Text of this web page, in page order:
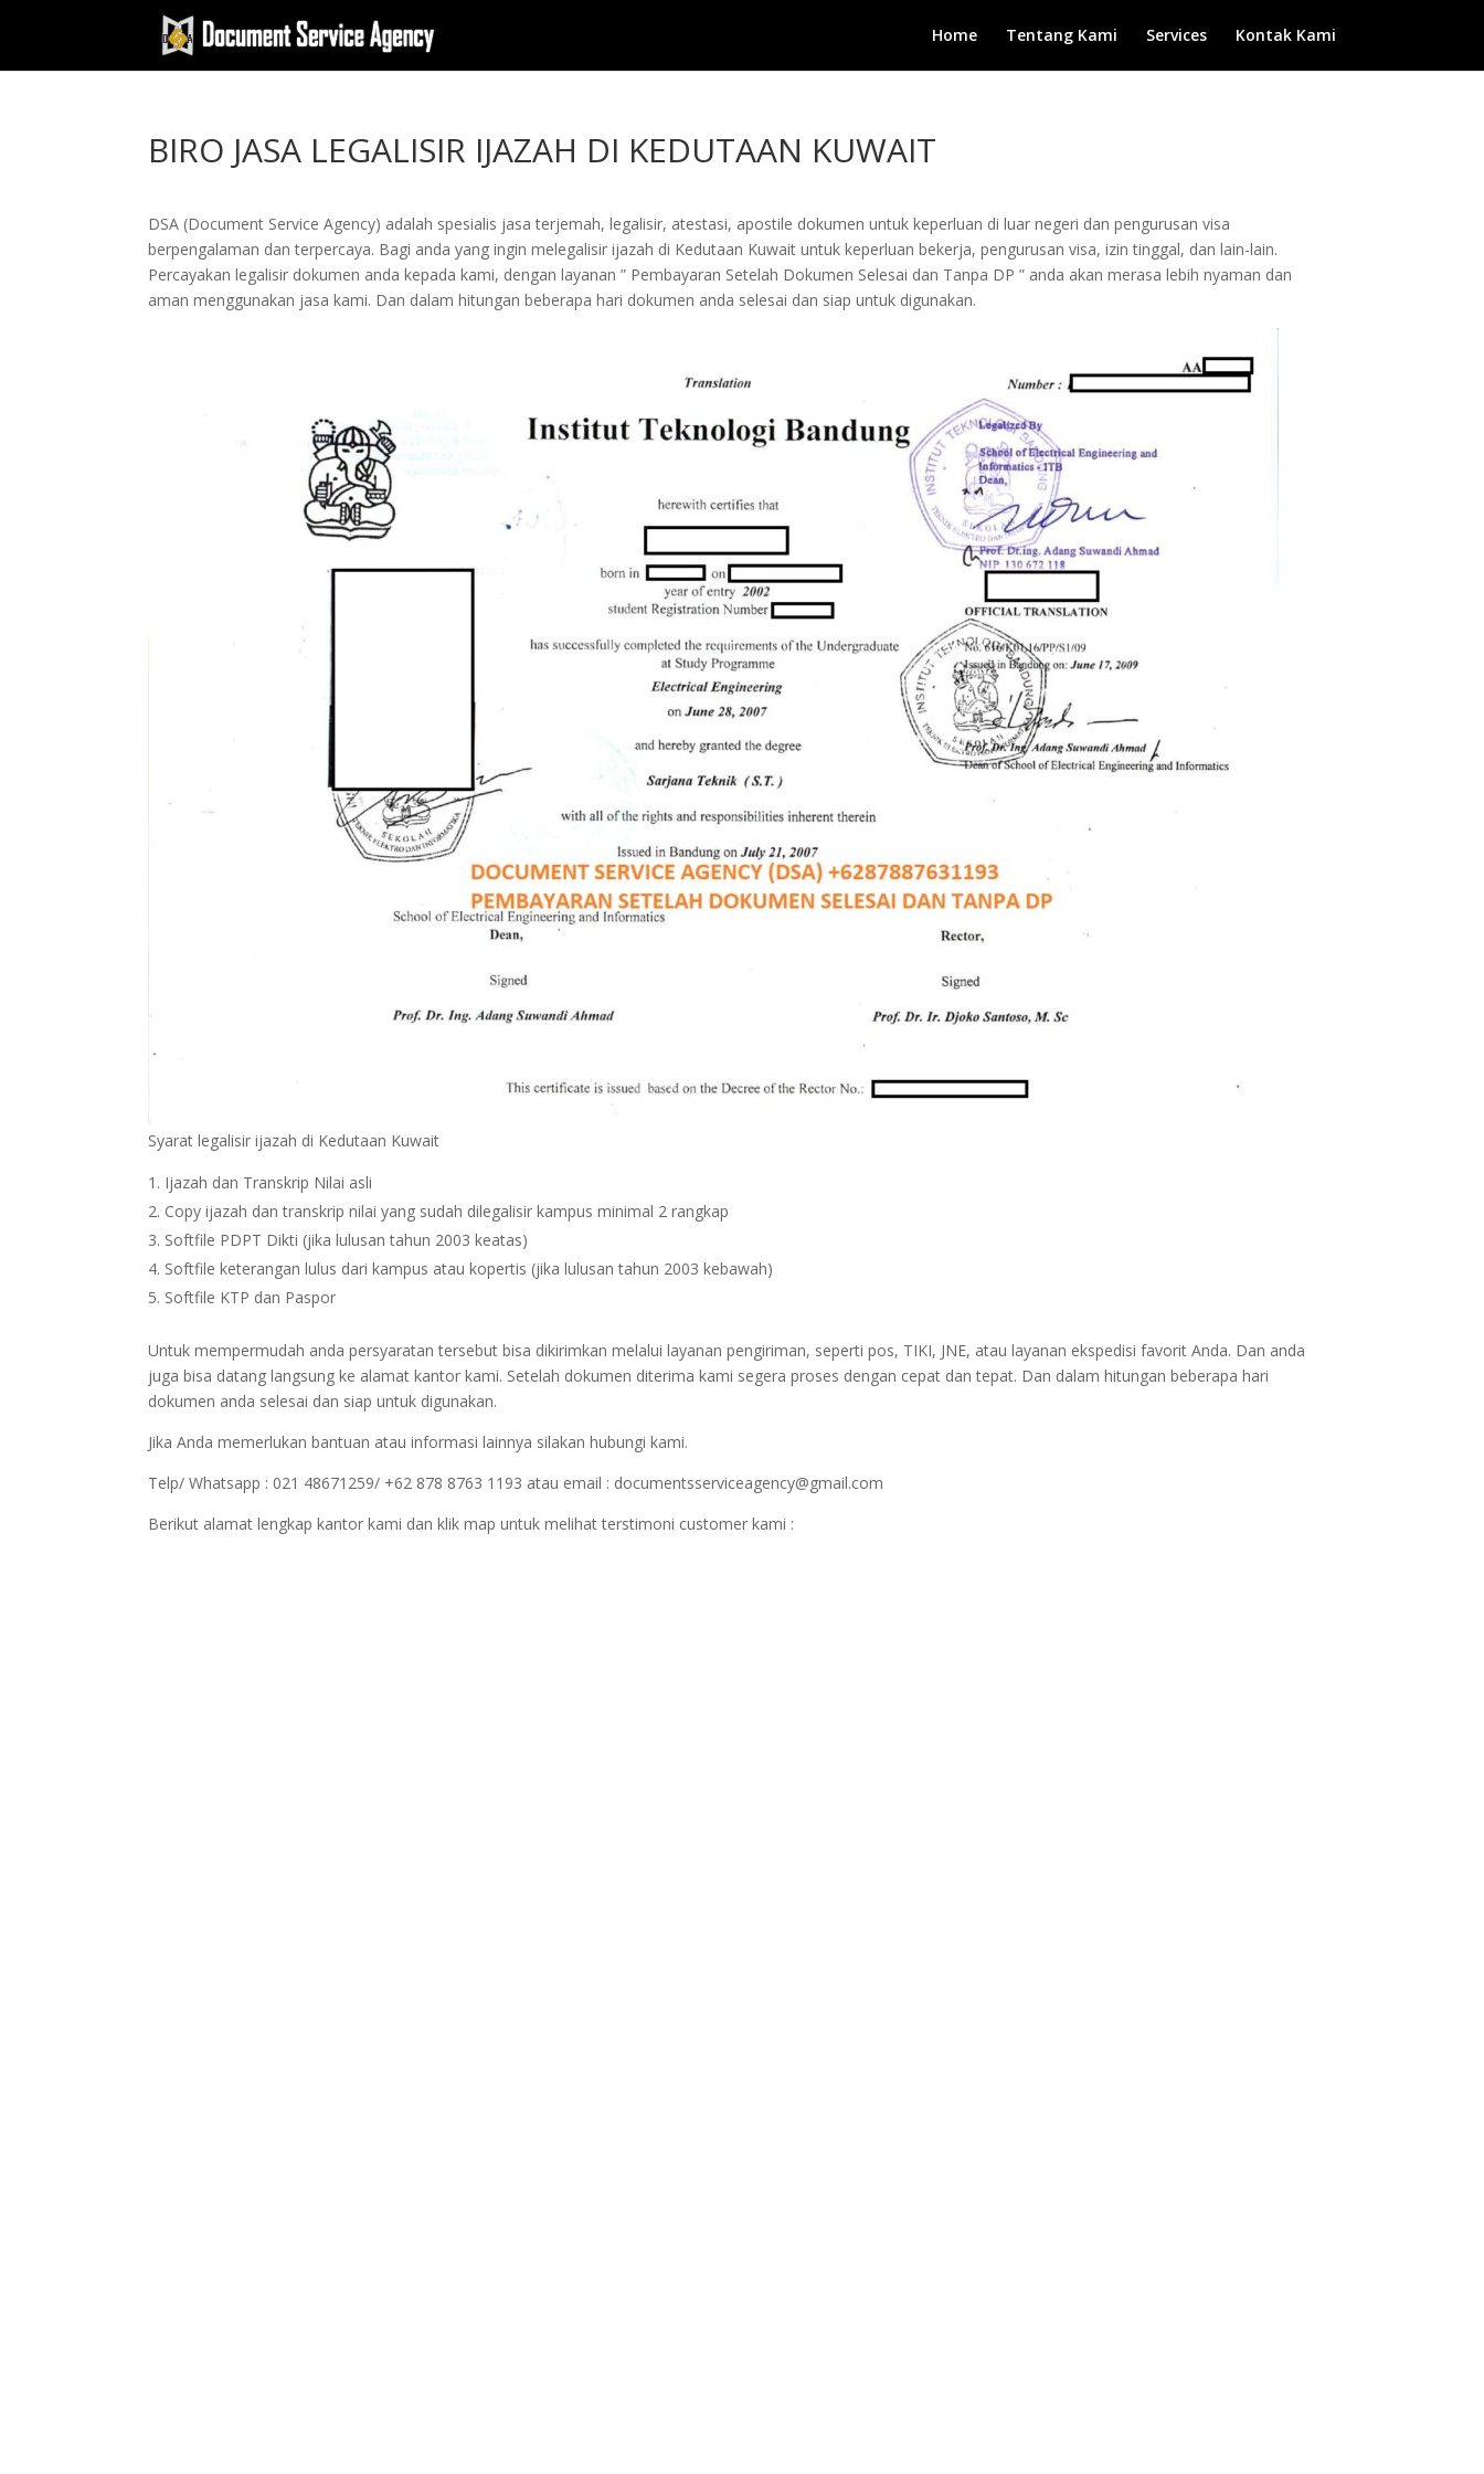
Home Tentang Kami Services Kontak Kami
BIRO JASA LEGALISIR IJAZAH DI KEDUTAAN KUWAIT
DSA (Document Service Agency) adalah spesialis jasa terjemah, legalisir, atestasi, apostile dokumen untuk keperluan di luar negeri dan pengurusan visa
berpengalaman dan terpercaya. Bagi anda yang ingin melegalisir ijazah di Kedutaan Kuwait untuk keperluan bekerja, pengurusan visa, izin tinggal, dan lain-lain.
Percayakan legalisir dokumen anda kepada kami, dengan layanan ” Pembayaran Setelah Dokumen Selesai dan Tanpa DP ” anda akan merasa lebih nyaman dan
aman menggunakan jasa kami. Dan dalam hitungan beberapa hari dokumen anda selesai dan siap untuk digunakan.
Syarat legalisir ijazah di Kedutaan Kuwait
Ijazah dan Transkrip Nilai asli
Copy ijazah dan transkrip nilai yang sudah dilegalisir kampus minimal 2 rangkap
Softfile PDPT Dikti (jika lulusan tahun 2003 keatas)
Softfile keterangan lulus dari kampus atau kopertis (jika lulusan tahun 2003 kebawah)
Softfile KTP dan Paspor
Untuk mempermudah anda persyaratan tersebut bisa dikirimkan melalui layanan pengiriman, seperti pos, TIKI, JNE, atau layanan ekspedisi favorit Anda. Dan anda
juga bisa datang langsung ke alamat kantor kami. Setelah dokumen diterima kami segera proses dengan cepat dan tepat. Dan dalam hitungan beberapa hari
dokumen anda selesai dan siap untuk digunakan.
Jika Anda memerlukan bantuan atau informasi lainnya silakan hubungi kami.
Telp/ Whatsapp : 021 48671259/ +62 878 8763 1193 atau email : documentsserviceagency@gmail.com
Berikut alamat lengkap kantor kami dan klik map untuk melihat terstimoni customer kami :